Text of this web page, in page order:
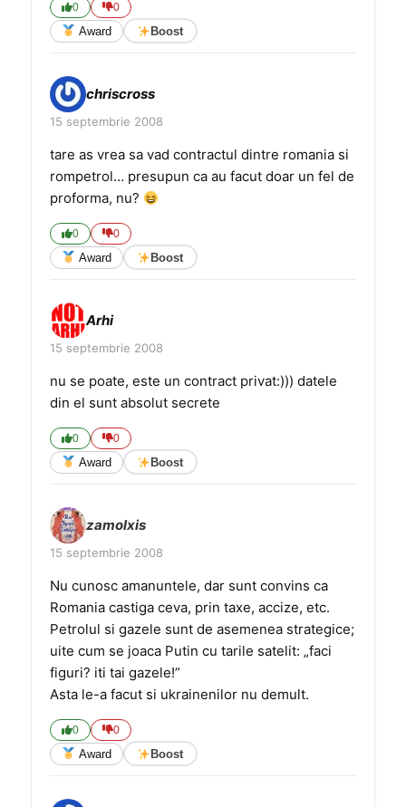
0 0
Award Boost
chriscross
15 septembrie 2008
tare as vrea sa vad contractul dintre romania si
rompetrol… presupun ca au facut doar un fel de
proforma, nu?
0 0
Award Boost
Arhi
15 septembrie 2008
nu se poate, este un contract privat:))) datele
din el sunt absolut secrete
0 0
Award Boost
zamolxis
15 septembrie 2008
Nu cunosc amanuntele, dar sunt convins ca
Romania castiga ceva, prin taxe, accize, etc.
Petrolul si gazele sunt de asemenea strategice;
uite cum se joaca Putin cu tarile satelit: „faci
figuri? iti tai gazele!”
Asta le-a facut si ukrainenilor nu demult.
0 0
Award Boost